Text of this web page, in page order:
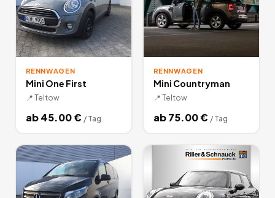
RENNWAGEN
Mini One First
📍 Teltow
ab45.00€ / Tag
RENNWAGEN
Mini Countryman
📍 Teltow
ab75.00€ / Tag